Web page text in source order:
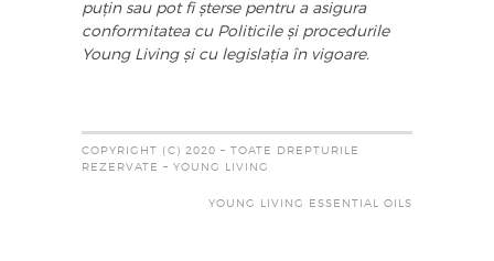
puțin sau pot fi șterse pentru a asigura
conformitatea cu Politicile și procedurile
Young Living și cu legislația în vigoare.
COPYRIGHT (C) 2020 – TOATE DREPTURILE
REZERVATE – YOUNG LIVING
YOUNG LIVING ESSENTIAL OILS